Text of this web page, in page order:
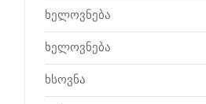
ხელოვნება
ხელოვნება
ხსოვნა